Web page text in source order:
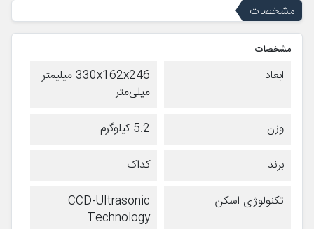
مشخصات
مشخصات
ابعاد
330x162x246 میلیمتر
میلی‌متر
وزن
5.2 کیلوگرم
برند
کداک
تکنولوژی اسکن
CCD-Ultrasonic
Technology